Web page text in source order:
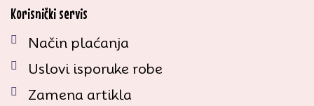
Korisnički servis
Način plaćanja
Uslovi isporuke robe
Zamena artikla